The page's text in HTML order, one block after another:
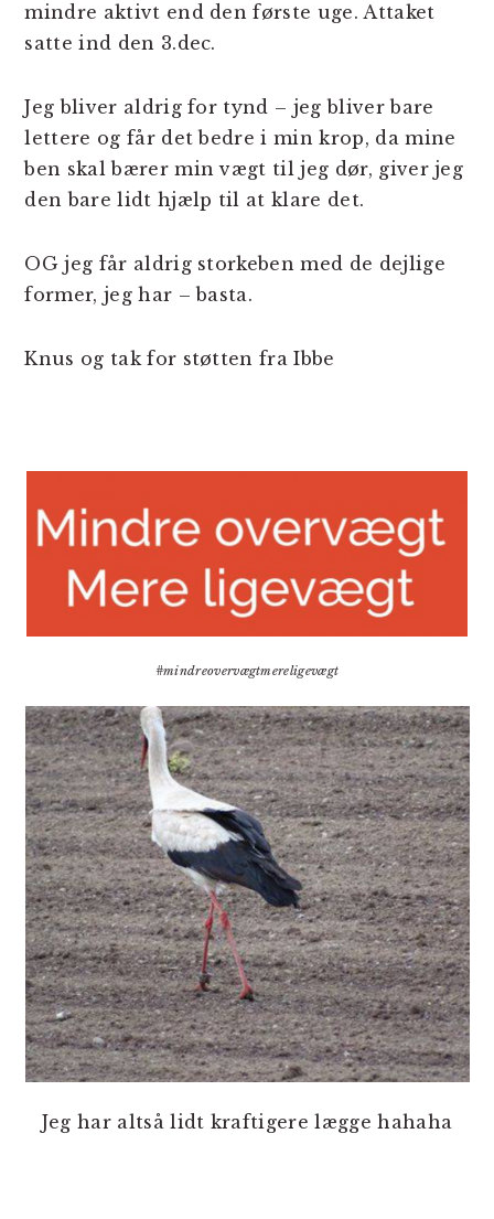
mindre aktivt end den første uge. Attaket
satte ind den 3.dec.
Jeg bliver aldrig for tynd – jeg bliver bare
lettere og får det bedre i min krop, da mine
ben skal bærer min vægt til jeg dør, giver jeg
den bare lidt hjælp til at klare det.
OG jeg får aldrig storkeben med de dejlige
former, jeg har – basta.
Knus og tak for støtten fra Ibbe
#mindreovervægtmereligevægt
Jeg har altså lidt kraftigere lægge hahaha